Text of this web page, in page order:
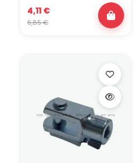
4,11 €
6,85 €